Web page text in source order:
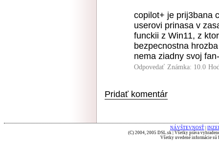
copilot+ je prij3bana
userovi prinasa v
funckii z Win11, z
bezpecnostna
nema ziadny svoj
Odpovedať Známka: 10.0
Pridať komentár
NÁVŠTEVNOSŤ
(C) 2004, 2005 DSL.sk | Všetky práva
Všetky uvedené informácie sú